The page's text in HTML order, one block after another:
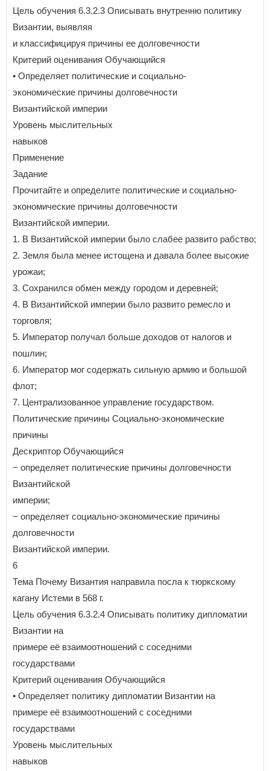
Цель обучения 6.3.2.3 Описывать внутренню политику
Византии, выявляя
и классифицируя причины ее долговечности
Критерий оценивания Обучающийся
• Определяет политические и социально-
экономические причины долговечности
Византийской империи
Уровень мыслительных
навыков
Применение
Задание
Прочитайте и определите политические и социально-
экономические причины долговечности
Византийской империи.
1. В Византийской империи было слабее развито рабство;
2. Земля была менее истощена и давала более высокие
урожаи;
3. Сохранился обмен между городом и деревней;
4. В Византийской империи было развито ремесло и
торговля;
5. Император получал больше доходов от налогов и
пошлин;
6. Император мог содержать сильную армию и большой
флот;
7. Централизованное управление государством.
Политические причины Социально-экономические
причины
Дескриптор Обучающийся
− определяет политические причины долговечности
Византийской
империи;
− определяет социально-экономические причины
долговечности
Византийской империи.
6
Тема Почему Византия направила посла к тюркскому
кагану Истеми в 568 г.
Цель обучения 6.3.2.4 Описывать политику дипломатии
Византии на
примере её взаимоотношений с соседними
государствами
Критерий оценивания Обучающийся
• Определяет политику дипломатии Византии на
примере её взаимоотношений с соседними
государствами
Уровень мыслительных
навыков